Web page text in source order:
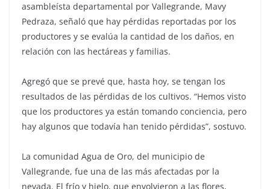
asambleísta departamental por Vallegrande, Mavy
Pedraza, señaló que hay pérdidas reportadas por los
productores y se evalúa la cantidad de los daños, en
relación con las hectáreas y familias.
Agregó que se prevé que, hasta hoy, se tengan los
resultados de las pérdidas de los cultivos. “Hemos visto
que los productores ya están tomando conciencia, pero
hay algunos que todavía han tenido pérdidas”, sostuvo.
La comunidad Agua de Oro, del municipio de
Vallegrande, fue una de las más afectadas por la
nevada. El frío y hielo, que envolvieron a las flores,